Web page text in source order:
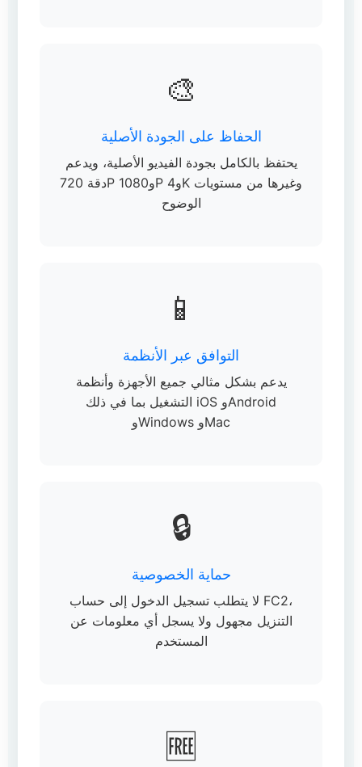
🎨
الحفاظ على الجودة الأصلية
يحتفظ بالكامل بجودة الفيديو الأصلية، ويدعم
دقة 720P و1080P و4K وغيرها من مستويات
الوضوح
📱
التوافق عبر الأنظمة
يدعم بشكل مثالي جميع الأجهزة وأنظمة
التشغيل بما في ذلك iOS وAndroid
وWindows وMac
🔒
حماية الخصوصية
لا يتطلب تسجيل الدخول إلى حساب FC2،
التنزيل مجهول ولا يسجل أي معلومات عن
المستخدم
🆓